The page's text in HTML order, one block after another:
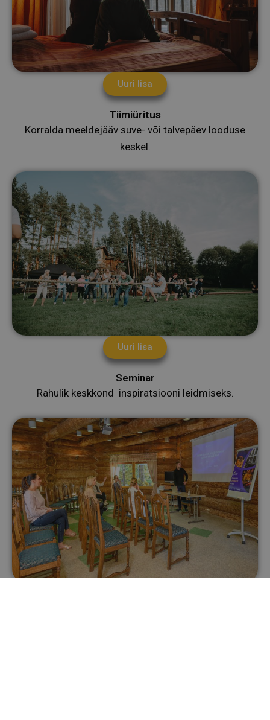
Uuri lisa
Tiimiüritus
Korralda meeldejääv suve- või talvepäev looduse
keskel.
Uuri lisa
Seminar
Rahulik keskkond inspiratsiooni leidmiseks.